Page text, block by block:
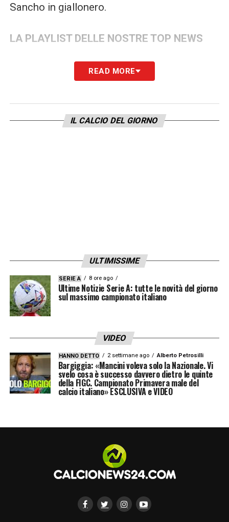
Sancho in giallonero.
LA PLAYLIST DELLE NOSTRE TOP NEWS
READ MORE
IL CALCIO DEL GIORNO
ULTIMISSIME
SERIE A 8 ore ago
Ultime Notizie Serie A: tutte le novità del giorno
sul massimo campionato italiano
VIDEO
HANNO DETTO 2 settimane ago Alberto Petrosilli
Bargiggia: «Mancini voleva solo la Nazionale. Vi
svelo cosa è successo davvero dietro le quinte
della FIGC. Campionato Primavera male del
calcio italiano» ESCLUSIVA e VIDEO